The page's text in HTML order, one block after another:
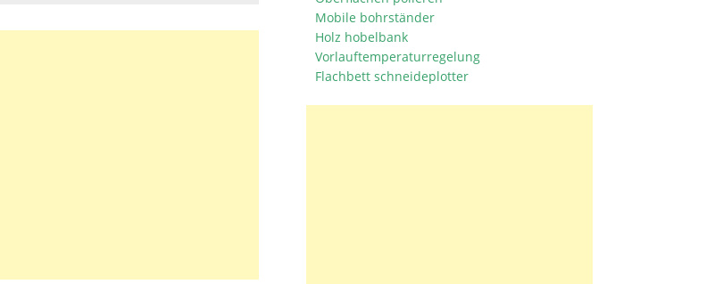
Mobile bohrständer
Holz hobelbank
Vorlauftemperaturregelung
Flachbett schneideplotter